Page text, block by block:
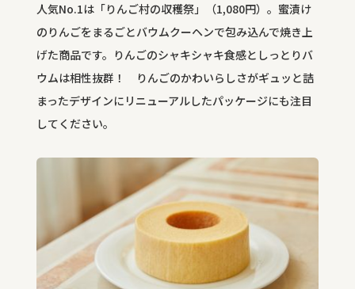
人気No.1は「りんご村の収穫祭」（1,080円）。蜜漬け
のりんごをまるごとバウムクーヘンで包み込んで焼き上
げた商品です。りんごのシャキシャキ食感としっとりバ
ウムは相性抜群！ りんごのかわいらしさがギュッと詰
まったデザインにリニューアルしたパッケージにも注目
してください。